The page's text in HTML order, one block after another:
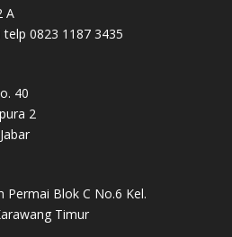
A
telp 0823 1187 3435
40
2
Permai Blok C No.6 Kel.
Timur